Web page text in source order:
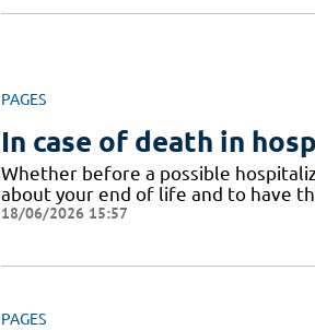
PAGES
In case of death in
Whether before a possible
about your end of life and to have
18/06/2026 15:57
PAGES